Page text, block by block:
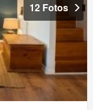
12 Fotos